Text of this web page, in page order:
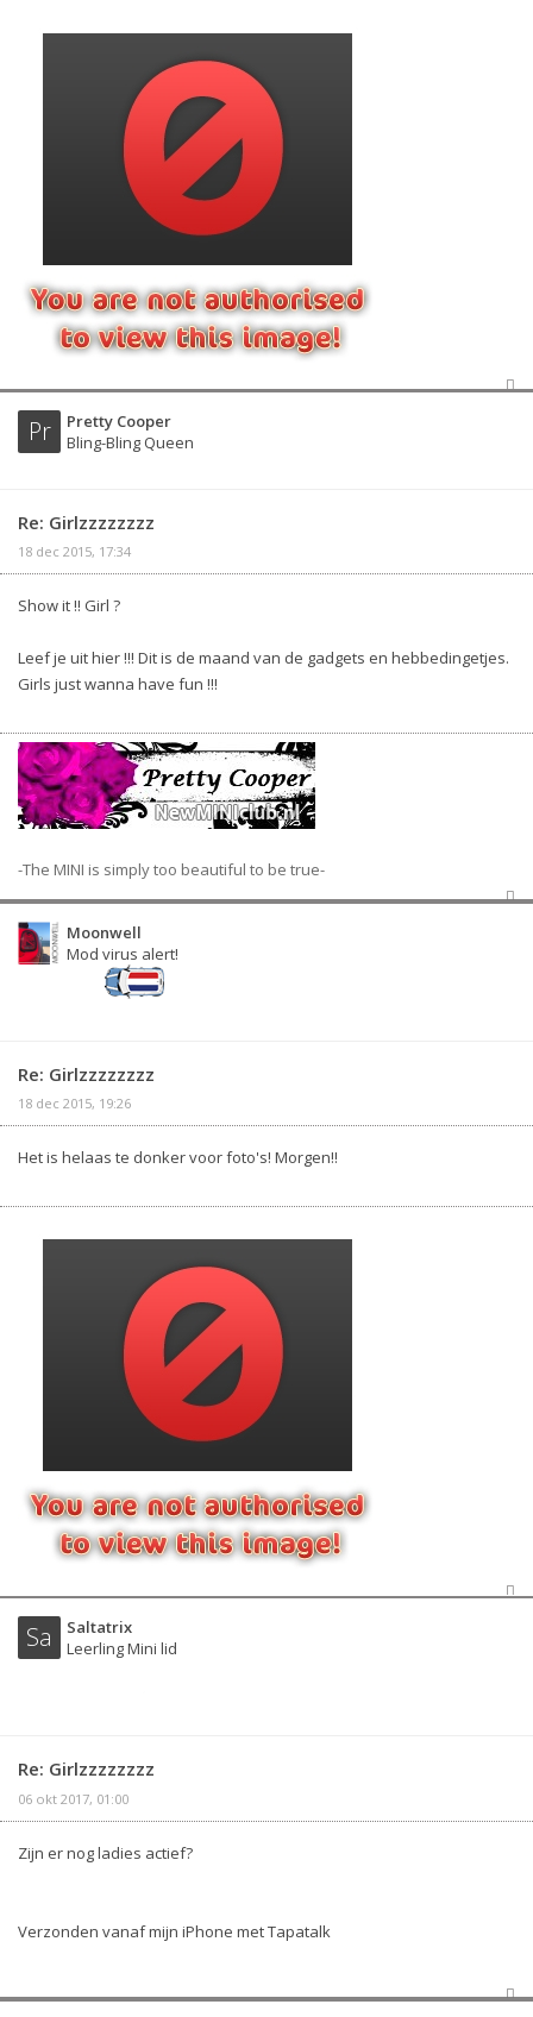
Pr
Pretty Cooper
Bling-Bling Queen
Re: Girlzzzzzzzz
18 dec 2015, 17:34
Show it !! Girl ?
Leef je uit hier !!! Dit is de maand van de gadgets en hebbedingetjes.
Girls just wanna have fun !!!
-The MINI is simply too beautiful to be true-
Moonwell
Mod virus alert!
Re: Girlzzzzzzzz
18 dec 2015, 19:26
Het is helaas te donker voor foto's! Morgen!!
Sa
Saltatrix
Leerling Mini lid
Re: Girlzzzzzzzz
06 okt 2017, 01:00
Zijn er nog ladies actief?
Verzonden vanaf mijn iPhone met Tapatalk